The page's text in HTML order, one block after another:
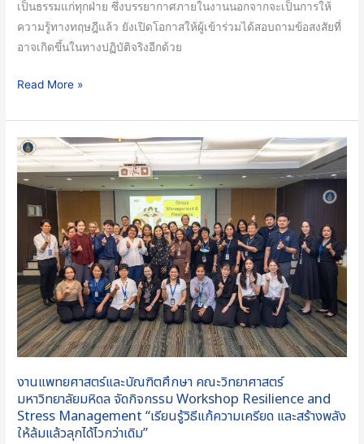
เป็นธรรมแก่ทุกฝ่าย ซึ่งบรรยากาศภายในงานนอกจากจะเป็นการให้
ความรู้ทางทฤษฎีแล้ว ยังเปิดโอกาสให้ผู้เข้าร่วมได้สอบถามข้อสงสัยที่
อาจเกิดขึ้นในทางปฏิบัติจริงอีกด้วย
Read More »
งานแพทยศาสตร์และบัณฑิตศึกษา คณะวิทยาศาสตร์
มหาวิทยาลัยมหิดล จัดกิจกรรม Workshop Resilience and
Stress Management “เรียนรู้วิธีแก้ความเครียด และสร้างพลัง
ให้ล้มแล้วลุกได้ไวกว่าเดิม”
งาน
แพทยศาสตร์
และ
บัณฑิต
ศึกษา
คณะ
วิทยาศาสตร์
มหาวิทยาลัย
มหิดล
จัด
กิจกรรม
Resilience
and
Stress